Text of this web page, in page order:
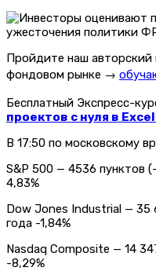
Пройдите наш авторский
фондовом рынке →
Бесплатный Экспресс-
проектов с нуля в Excel
В 17:50 по московскому
S&P 500 — 4536 пунктов
4,83%
Dow Jones Industrial — 35
года -1,84%
Nasdaq Composite — 14
-8,29%